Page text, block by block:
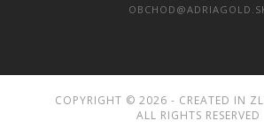
COPYRIGHT © 2026 - CREATED IN
ALL RIGHTS RESERVED